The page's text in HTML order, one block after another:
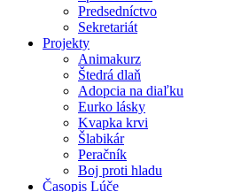
Predsedníctvo
Sekretariát
Projekty
Animakurz
Štedrá dlaň
Adopcia na diaľku
Eurko lásky
Kvapka krvi
Šlabikár
Peračník
Boj proti hladu
Časopis Lúče